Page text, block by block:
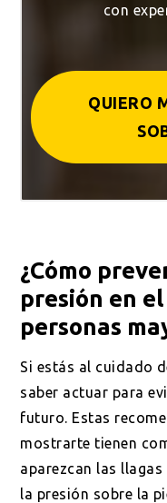
con
QUIERO
¿Cómo
presión en el
personas
Si estás al cuidado
saber actuar para
futuro. Estas
mostrarte tienen
aparezcan las
la presión sobre la